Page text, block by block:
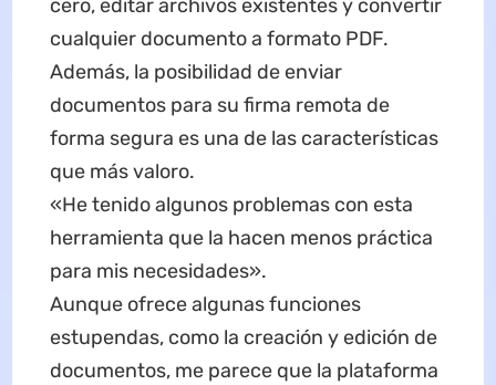
cero, editar archivos existentes y convertir
cualquier documento a formato PDF.
Además, la posibilidad de enviar
documentos para su firma remota de
forma segura es una de las características
que más valoro.
«He tenido algunos problemas con esta
herramienta que la hacen menos práctica
para mis necesidades».
Aunque ofrece algunas funciones
estupendas, como la creación y edición de
documentos, me parece que la plataforma